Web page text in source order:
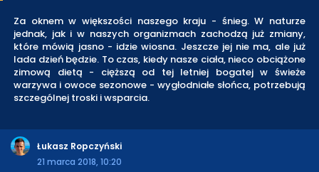
Za oknem w większości naszego kraju - śnieg. W naturze
jednak, jak i w naszych organizmach zachodzą już zmiany,
które mówią jasno - idzie wiosna. Jeszcze jej nie ma, ale już
lada dzień będzie. To czas, kiedy nasze ciała, nieco obciążone
zimową dietą - cięższą od tej letniej bogatej w świeże
warzywa i owoce sezonowe - wygłodniałe słońca, potrzebują
szczególnej troski i wsparcia.
Łukasz Ropczyński
21 marca 2018, 10:20